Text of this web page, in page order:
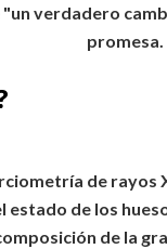
"un verdadero
promesa.
de rayos
estado de los
de la